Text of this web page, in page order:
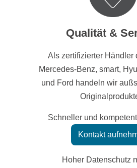
Qualität &
Als zertifizierter Händler
Mercedes-Benz, smart,
und Ford handeln wir
Schneller und
Kontakt
Hoher Datenschutz